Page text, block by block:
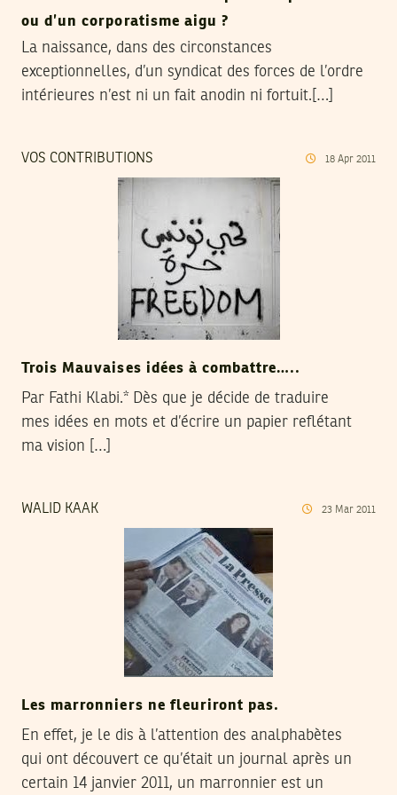
ou d’un corporatisme aigu ?
La naissance, dans des circonstances
exceptionnelles, d’un syndicat des forces de l’ordre
intérieures n’est ni un fait anodin ni fortuit.[…]
VOS CONTRIBUTIONS 18 Apr 2011
Trois Mauvaises idées à combattre…..
Par Fathi Klabi.* Dès que je décide de traduire
mes idées en mots et d’écrire un papier reflétant
ma vision […]
WALID KAAK 23 Mar 2011
Les marronniers ne fleuriront pas.
En effet, je le dis à l’attention des analphabètes
qui ont découvert ce qu’était un journal après un
certain 14 janvier 2011, un marronnier est un